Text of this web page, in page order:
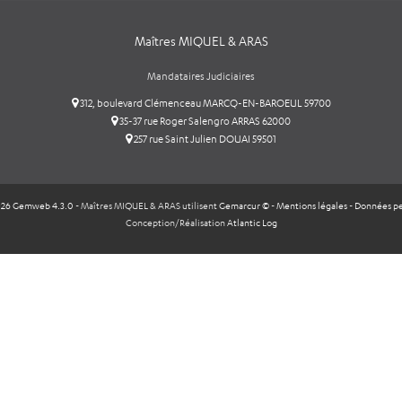
Maîtres MIQUEL & ARAS
Mandataires Judiciaires
312, boulevard Clémenceau MARCQ-EN-BAROEUL 59700
35-37 rue Roger Salengro ARRAS 62000
257 rue Saint Julien DOUAI 59501
Gemweb 4.3.0 - Maîtres MIQUEL & ARAS utilisentGemarcur ©-Mentions légales- Données
Conception/RéalisationAtlantic Log